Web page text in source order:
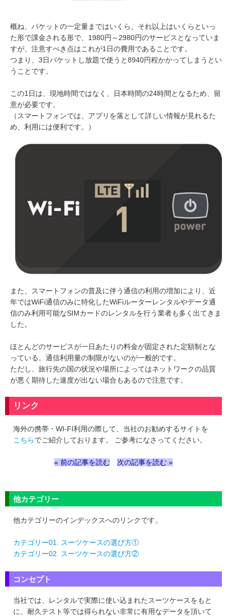
概ね、パケットの一定量まではいくら、それ以上はいくらといっ
た形で課金される形で、1980円～2980円のサービスとなっていま
すが、注意すべき点はこれが1日の費用であることです。
つまり、3日パケットし放題で使うと8940円程かかってしまうとい
うことです。
この1日は、現地時間ではなく、日本時間の24時間となるため、留
意が必要です。
（スマートフォンでは、アプリを落として詳しい情報が見れるた
め、利用には便利です。）
また、スマートフォンの普及に伴う通信の利用の増加により、近
年ではWiFi通信のみに特化したWiFiルーターレンタルやデータ通
信のみ利用可能なSIMカードのレンタルを行う業者も多く出てきま
した。
ほとんどのサービスが一日あたりの料金が固定された定額制とな
っている。通信利用量の制限がないのが一般的です。
ただし、旅行先の国の状況や場所によってはネットワークの品質
が悪く期待した速度が出ない場合もあるので注意です。
リンク
海外の携帯・WI-FI利用の際して、当社のお勧めするサイトを
こちらでご紹介しております。 ご参考になさってください。
« 前の記事を読む 次の記事を読む »
他カテゴリー
他カテゴリーのインデックスへのリンクです。
カテゴリー01. スーツケースの選び方①
カテゴリー02. スーツケースの選び方②
コンセプト
当社では、レンタルで実際に使い込まれたスーツケースをもと
に、耐久テスト等では得られない非常に有用なデータを頂いて